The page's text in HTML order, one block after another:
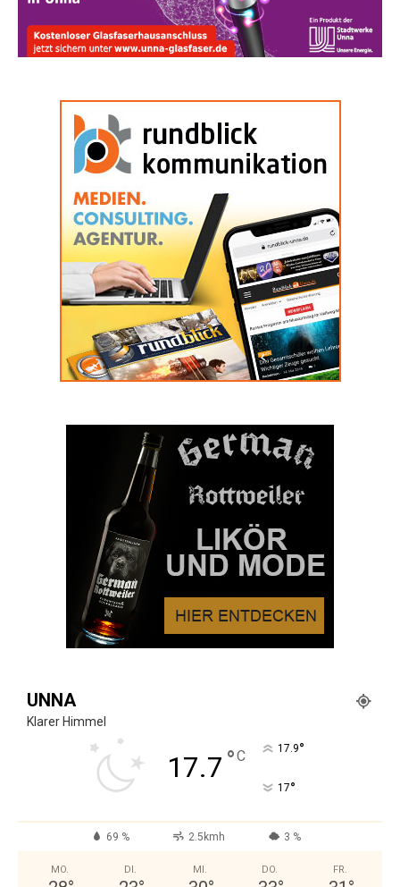
UNNA
Klarer Himmel
17.7 °C 17.9°
17°
69 % 2.5kmh 3 %
MO. DI. MI. DO. FR.